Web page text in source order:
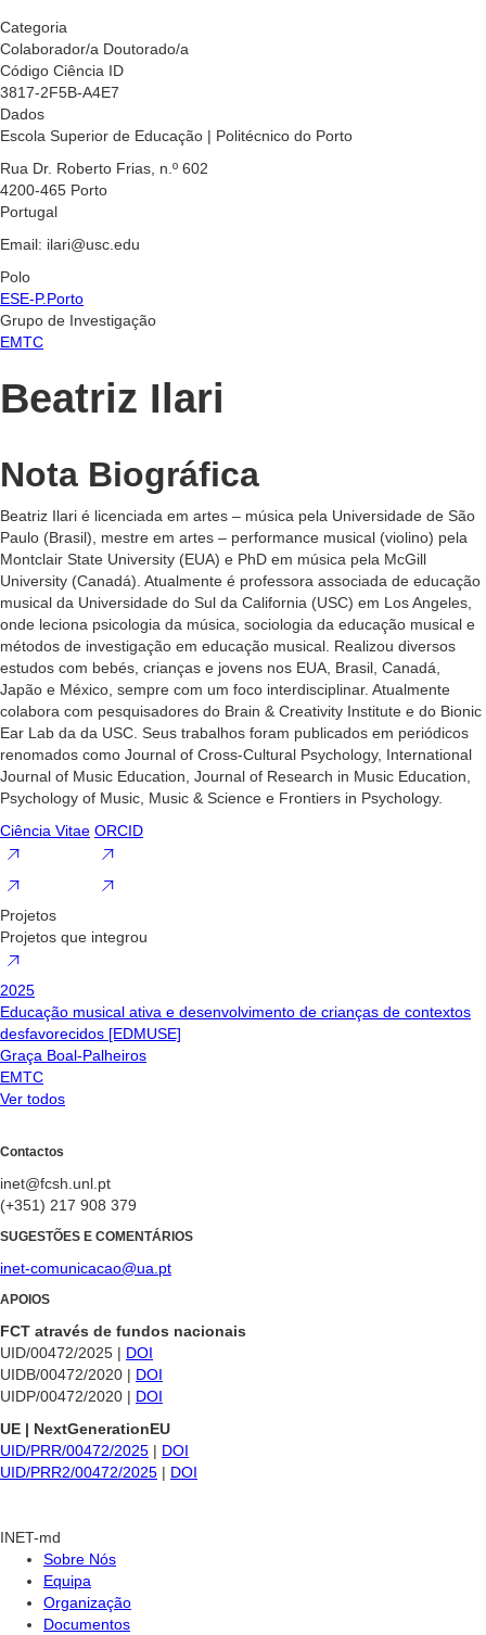
Categoria
Colaborador/a Doutorado/a
Código Ciência ID
3817-2F5B-A4E7
Dados
Escola Superior de Educação | Politécnico do Porto
Rua Dr. Roberto Frias, n.º 602
4200-465 Porto
Portugal
Email: ilari@usc.edu
Polo
ESE-P.Porto
Grupo de Investigação
EMTC
Beatriz Ilari
Nota Biográfica
Beatriz Ilari é licenciada em artes – música pela Universidade de São
Paulo (Brasil), mestre em artes – performance musical (violino) pela
Montclair State University (EUA) e PhD em música pela McGill
University (Canadá). Atualmente é professora associada de educação
musical da Universidade do Sul da California (USC) em Los Angeles,
onde leciona psicologia da música, sociologia da educação musical e
métodos de investigação em educação musical. Realizou diversos
estudos com bebés, crianças e jovens nos EUA, Brasil, Canadá,
Japão e México, sempre com um foco interdisciplinar. Atualmente
colabora com pesquisadores do Brain & Creativity Institute e do Bionic
Ear Lab da da USC. Seus trabalhos foram publicados em periódicos
renomados como Journal of Cross-Cultural Psychology, International
Journal of Music Education, Journal of Research in Music Education,
Psychology of Music, Music & Science e Frontiers in Psychology.
Ciência Vitae ORCID
Projetos
Projetos que integrou
2025
Educação musical ativa e desenvolvimento de crianças de contextos
desfavorecidos [EDMUSE]
Graça Boal-Palheiros
EMTC
Ver todos
Contactos
inet@fcsh.unl.pt
(+351) 217 908 379
SUGESTÕES E COMENTÁRIOS
inet-comunicacao@ua.pt
APOIOS
FCT através de fundos nacionais
UID/00472/2025 | DOI
UIDB/00472/2020 | DOI
UIDP/00472/2020 | DOI
UE | NextGenerationEU
UID/PRR/00472/2025 | DOI
UID/PRR2/00472/2025 | DOI
INET-md
Sobre Nós
Equipa
Organização
Documentos